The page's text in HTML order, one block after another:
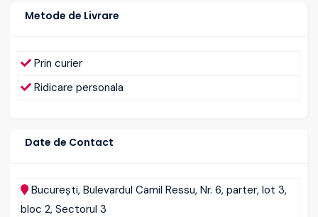
Metode de Livrare
Prin curier
Ridicare personala
Date de Contact
Bucureşti, Bulevardul Camil Ressu, Nr. 6, parter, lot 3,
bloc 2, Sectorul 3